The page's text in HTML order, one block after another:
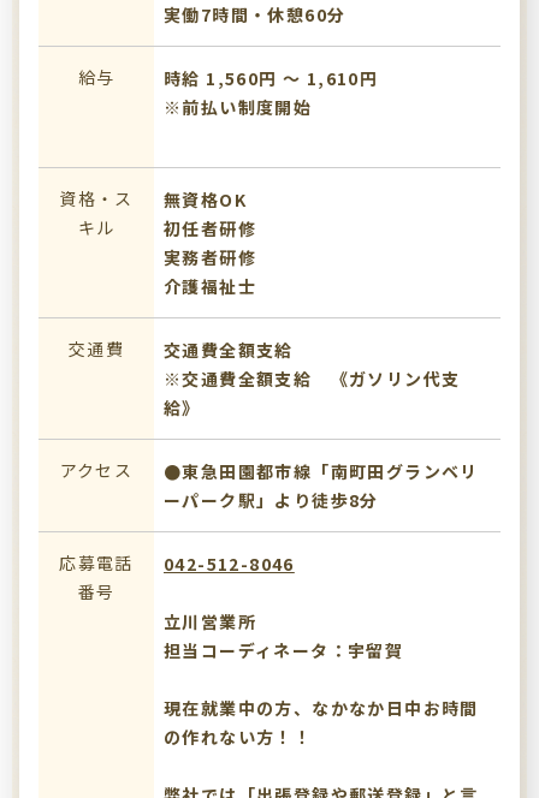
実働7時間・休憩60分
給与
時給 1,560円 〜 1,610円
※前払い制度開始
資格・ス
キル
無資格OK
初任者研修
実務者研修
介護福祉士
交通費
交通費全額支給
※交通費全額支給 《ガソリン代支
給》
アクセス
●東急田園都市線「南町田グランベリ
ーパーク駅」より徒歩8分
応募電話
番号
042-512-8046
立川営業所
担当コーディネータ：宇留賀
現在就業中の方、なかなか日中お時間
の作れない方！！